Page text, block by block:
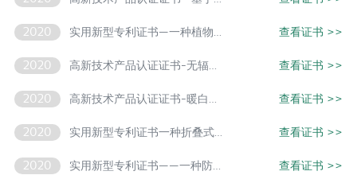
2020 实用新型专利证书—一种植物灯 查看证书 >>
2020 高新技术产品认证证书-无辐射金卤灯 查看证书 >>
2020 高新技术产品认证证书-暖白色金卤灯 查看证书 >>
2020 实用新型专利证书一种折叠式照明灯 查看证书 >>
2020 实用新型专利证书——一种防水植物照明灯 查看证书 >>